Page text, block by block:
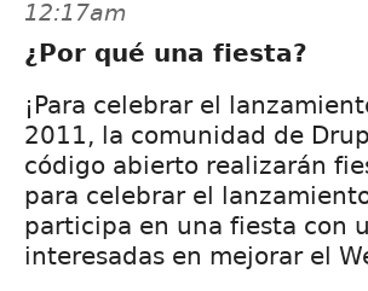
12:17am
¿Por qué una fiesta?
¡Para celebrar el
2011, la comunidad de
código abierto realizarán
para celebrar el
participa en una fiesta con
interesadas en mejorar el